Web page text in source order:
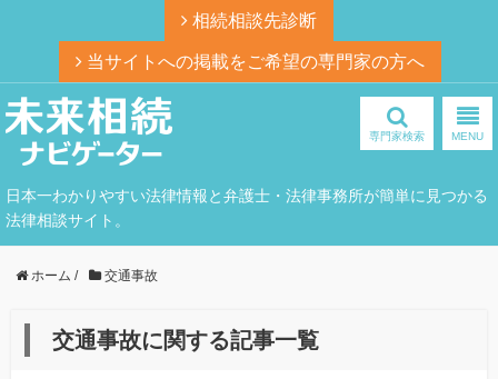
相続相談先診断
当サイトへの掲載をご希望の専門家の方へ
日本一わかりやすい法律情報と弁護士・法律事務所が簡単に見つかる
法律相談サイト。
専門家検索 MENU
ホーム / 交通事故
交通事故に関する記事一覧